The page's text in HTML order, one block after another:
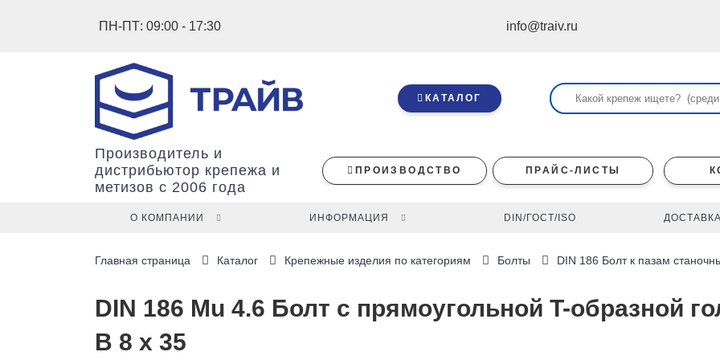
ПН-ПТ: 09:00 - 17:30 info@traiv.ru
КАТАЛОГ
Производитель и
дистрибьютор крепежа и
метизов с 2006 года
ПРОИЗВОДСТВО ПРАЙС-ЛИСТЫ
О КОМПАНИИ ИНФОРМАЦИЯ DIN/ГОСТ/ISO
Главная страница Каталог Крепежные изделия по категориям Болты DIN 186 Болт к пазам
DIN 186 Mu 4.6 Болт с прямоугольной T-образной
В 8 x 35